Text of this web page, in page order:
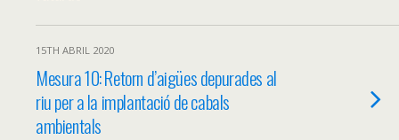
15TH ABRIL 2020
Mesura 10: Retorn d’aigües depurades al
riu per a la implantació de cabals
ambientals